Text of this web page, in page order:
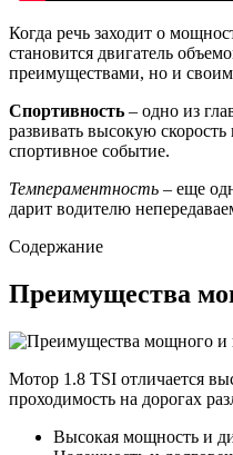
Когда речь заходит о
становится двигатель
преимуществами, но и
Спортивность – одно из
развивать высокую
спортивное событие.
Темпераментность – еще
дарит водителю
Содержание
Преимущества
Мотор 1.8 TSI отличается
проходимость на дорогах
Высокая мощность и